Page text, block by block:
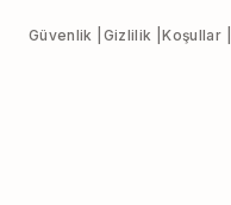
Güvenlik Gizlilik Koşullar